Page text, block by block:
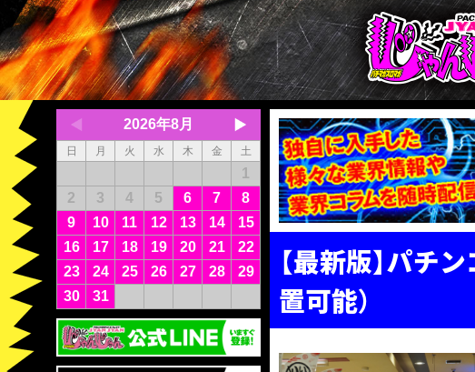
2026年8月
日 月 火 水 木 金 土
1
2
3 4 5 6 7
8
9
10 11 12 13 14
15
16
17 18 19 20 21
22
23
24 25 26 27 28
29
30
31
【最新版】パチ
置可能）